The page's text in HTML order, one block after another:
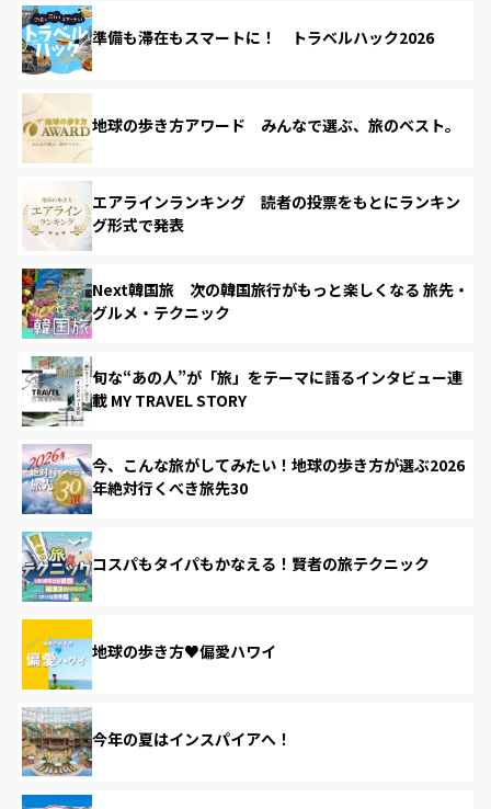
準備も滞在もスマートに！ トラベルハック2026
地球の歩き方アワード みんなで選ぶ、旅のベスト。
エアラインランキング 読者の投票をもとにランキン
グ形式で発表
Next韓国旅 次の韓国旅行がもっと楽しくなる 旅先・
グルメ・テクニック
旬な“あの人”が「旅」をテーマに語るインタビュー連
載 MY TRAVEL STORY
今、こんな旅がしてみたい！地球の歩き方が選ぶ2026
年絶対行くべき旅先30
コスパもタイパもかなえる！賢者の旅テクニック
地球の歩き方♥偏愛ハワイ
今年の夏はインスパイアへ！